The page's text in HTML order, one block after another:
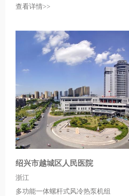
查看详情>>
绍兴市越城区人民医院
浙江
多功能一体螺杆式风冷热泵机组